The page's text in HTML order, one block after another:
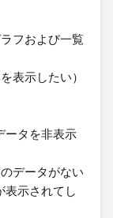
フおよび一覧​
表示したい）​
ータを非表示
データがない
示されてし